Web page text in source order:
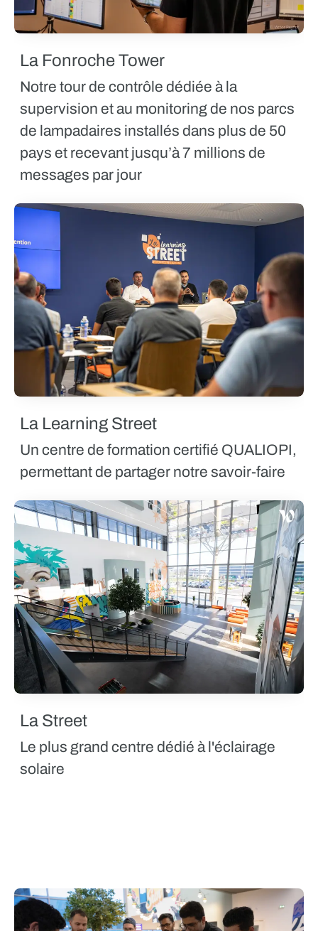
La Fonroche Tower
Notre tour de contrôle dédiée à la
supervision et au monitoring de nos parcs
de lampadaires installés dans plus de 50
pays et recevant jusqu’à 7 millions de
messages par jour
La Learning Street
Un centre de formation certifié QUALIOPI,
permettant de partager notre savoir-faire
La Street
Le plus grand centre dédié à l'éclairage
solaire